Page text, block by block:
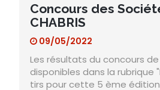
Concours des
CHABRIS
09/05/2022
Les résultats du concours
disponibles dans la rubrique
tirs pour cette 5 ème édition